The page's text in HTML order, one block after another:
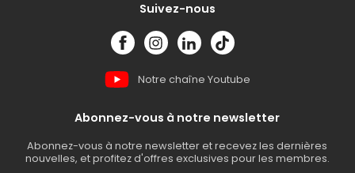
Suivez-nous
Notre chaîne Youtube
Abonnez-vous à notre newsletter
Abonnez-vous à notre newsletter et recevez les dernières
nouvelles, et profitez d'offres exclusives pour les membres.